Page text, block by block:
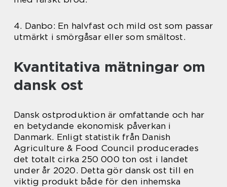
4. Danbo: En halvfast och mild ost som passar
utmärkt i smörgåsar eller som smältost.
Kvantitativa mätningar om
dansk ost
Dansk ostproduktion är omfattande och har
en betydande ekonomisk påverkan i
Danmark. Enligt statistik från Danish
Agriculture & Food Council producerades
det totalt cirka 250 000 ton ost i landet
under år 2020. Detta gör dansk ost till en
viktig produkt både för den inhemska